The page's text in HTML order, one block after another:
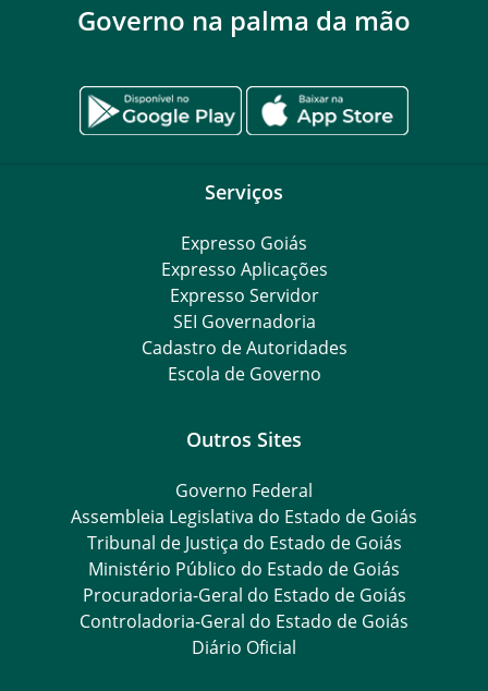
Governo na palma da mão
Serviços
Expresso Goiás
Expresso Aplicações
Expresso Servidor
SEI Governadoria
Cadastro de Autoridades
Escola de Governo
Outros Sites
Governo Federal
Assembleia Legislativa do Estado de Goiás
Tribunal de Justiça do Estado de Goiás
Ministério Público do Estado de Goiás
Procuradoria-Geral do Estado de Goiás
Controladoria-Geral do Estado de Goiás
Diário Oficial